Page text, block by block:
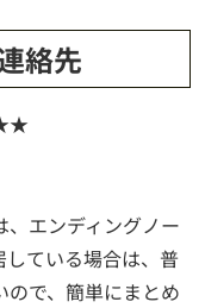
絡先
、エンディングノー
している場合は、普
で、簡単にまとめ